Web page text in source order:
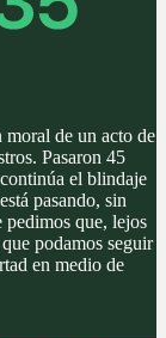
de un acto de
Pasaron 45
el blindaje
pasando, sin
pedimos que, lejos
podamos seguir
en medio de